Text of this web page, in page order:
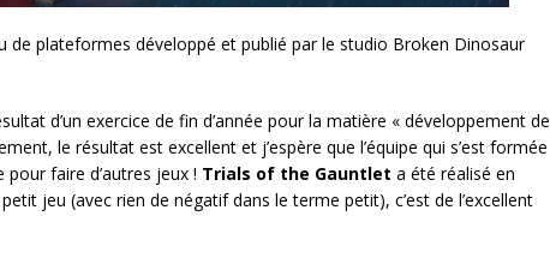
de plateformes développé et publié par le studio Broken Dinosaur
d’un exercice de fin d’année pour la matière « développement de
le résultat est excellent et j’espère que l’équipe qui s’est formée
faire d’autres jeux ! Trials of the Gauntlet a été réalisé en
jeu (avec rien de négatif dans le terme petit), c’est de l’excellent